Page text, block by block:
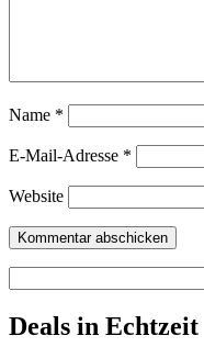
Name *
E-Mail-Adresse *
Website
Deals in Echtzeit